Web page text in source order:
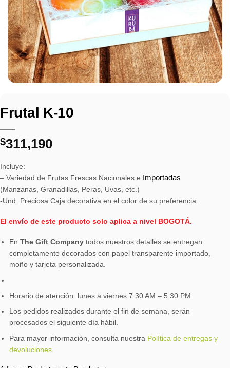
Frutal K-10
$311,190
Incluye:
– Variedad de Frutas Frescas Nacionales e
Importadas
(Manzanas, Granadillas, Peras, Uvas, etc.)
-Und. Preciosa Caja decorativa en el color de su preferencia.
El envío de este producto solo aplica a nivel BOGOTÁ.
En The Gift Company todos nuestros detalles se entregan
completamente decorados con papel transparente importado,
moño y tarjeta personalizada.
Horario de atención: lunes a viernes 7:30 AM – 5:30 PM
Los pedidos realizados durante el fin de semana, serán
procesados el siguiente día hábil.
Para mayor información, consulta nuestra Política de entregas y
devoluciones